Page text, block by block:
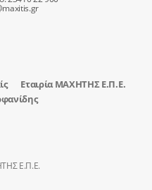
Εταιρία ΜΑΧΗΤΗΣ Ε.Π.Ε.
Ε.Π.Ε.